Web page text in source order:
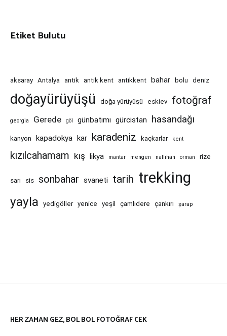
Etiket Bulutu
aksaray Antalya antik antik kent antikkent bahar bolu deniz
doğayürüyüşü doğa yürüyüşü eskiev fotoğraf
georgia Gerede göl günbatımı gürcistan hasandağı
kanyon kapadokya kar karadeniz kaçkarlar kent
kızılcahamam kış likya mantar mengen nallıhan orman rize
sarı sis sonbahar svaneti tarih trekking
yayla yedigöller yenice yeşil çamlıdere çankırı şarap
HER ZAMAN GEZ, BOL BOL FOTOĞRAF CEK